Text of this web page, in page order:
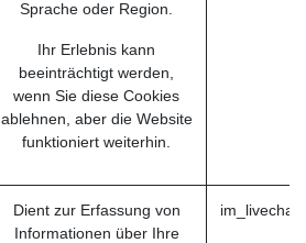
Sprache oder Region.
Ihr Erlebnis kann
beeinträchtigt werden,
wenn Sie diese Cookies
ablehnen, aber die Website
funktioniert weiterhin.
Dient zur Erfassung von
Informationen über Ihre